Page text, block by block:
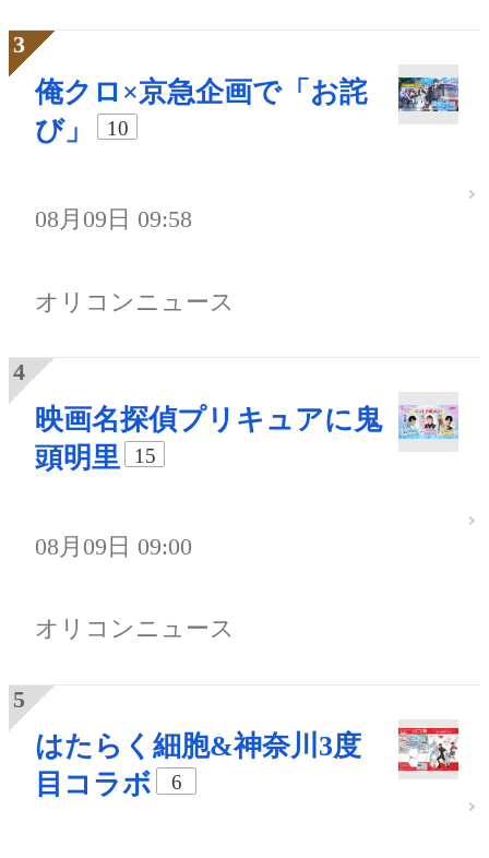
俺クロ×京急企画で「お詫
び」
10
08月09日 09:58
オリコンニュース
映画名探偵プリキュアに鬼
頭明里
15
08月09日 09:00
オリコンニュース
はたらく細胞&神奈川3度
目コラボ
6